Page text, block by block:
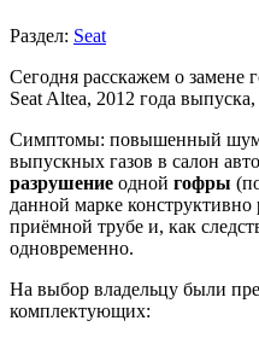
Раздел: Seat
Сегодня расскажем о замене
Seat Altea, 2012 года
Симптомы: повышенный шум
выпускных газов в салон
разрушение одной гофры
данной марке
приёмной трубе и, как
одновременно.
На выбор владельцу были
комплектующих: